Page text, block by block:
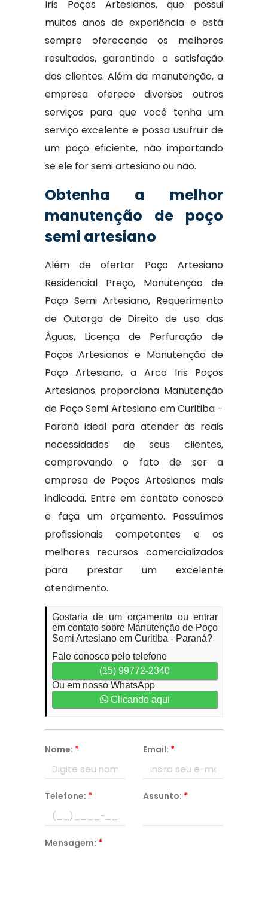
Iris Poços Artesianos, que possui
muitos anos de experiência e está
sempre oferecendo os melhores
resultados, garantindo a satisfação
dos clientes. Além da manutenção, a
empresa oferece diversos outros
serviços para que você tenha um
serviço excelente e possa usufruir de
um poço eficiente, não importando
se ele for semi artesiano ou não.
Obtenha a melhor
manutenção de poço
semi artesiano
Além de ofertar Poço Artesiano
Residencial Preço, Manutenção de
Poço Semi Artesiano, Requerimento
de Outorga de Direito de uso das
Águas, Licença de Perfuração de
Poços Artesianos e Manutenção de
Poço Artesiano, a Arco Iris Poços
Artesianos proporciona Manutenção
de Poço Semi Artesiano em Curitiba -
Paraná ideal para atender às reais
necessidades de seus clientes,
comprovando o fato de ser a
empresa de Poços Artesianos mais
indicada. Entre em contato conosco
e faça um orçamento. Possuímos
profissionais competentes e os
melhores recursos comercializados
para prestar um excelente
atendimento.
Gostaria de um orçamento ou entrar
em contato sobre Manutenção de Poço
Semi Artesiano em Curitiba - Paraná?
Fale conosco pelo telefone
(15) 99772-2340
Ou em nosso WhatsApp
Clicando aqui
Nome: * Email: *
Telefone: * Assunto: *
Mensagem: *